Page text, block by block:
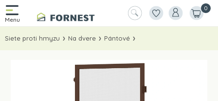
0
Siete proti hmyzu Na dvere Pántové